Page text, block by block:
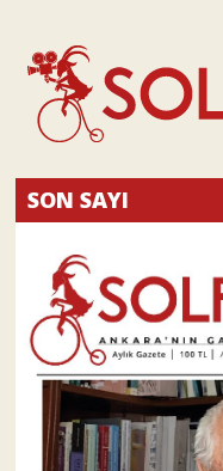
SON SAYI